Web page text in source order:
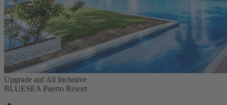
Upgrade auf All Inclusive
BLUESEA Puerto Resort